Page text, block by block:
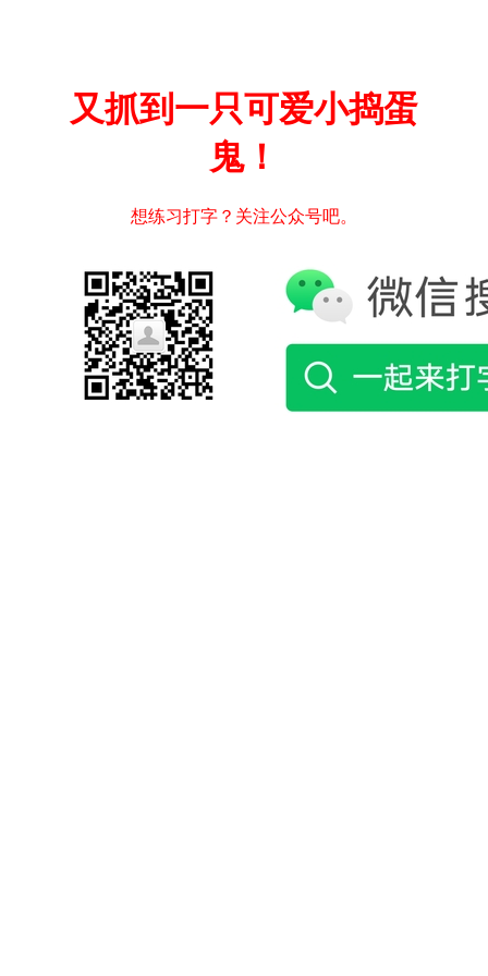
又抓到一只可爱小捣蛋
鬼！
想练习打字？关注公众号吧。